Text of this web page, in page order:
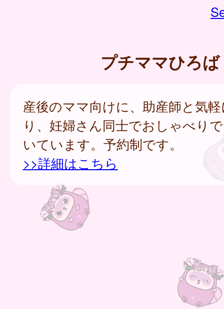
プチママひろば
産後のママ向けに、助産師と気
り、妊婦さん同士でおしゃべり
いています。予約制です。
>>詳細はこちら